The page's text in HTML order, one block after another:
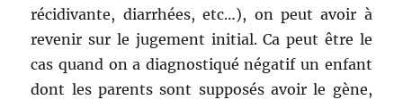
récidivante, diarrhées, etc…), on peut avoir à
revenir sur le jugement initial. Ca peut être le
cas quand on a diagnostiqué négatif un enfant
dont les parents sont supposés avoir le gène,